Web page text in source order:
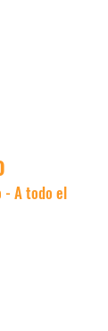
- A todo el